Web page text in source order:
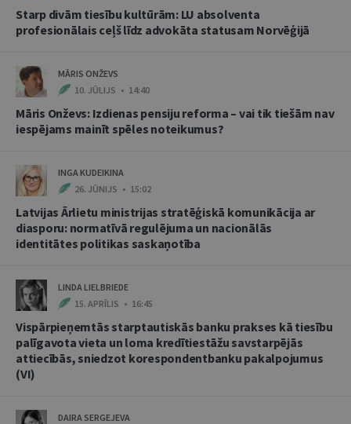
Starp divām tiesību kultūrām: LU absolventa
profesionālais ceļš līdz advokāta statusam Norvēģijā
MĀRIS ONŽEVS
10. JŪLIJS • 14:40
Māris Onževs: Izdienas pensiju reforma – vai tik tiešām nav
iespējams mainīt spēles noteikumus?
INGA KUDEIKINA
26. JŪNIJS • 15:02
Latvijas Ārlietu ministrijas stratēģiskā komunikācija ar
diasporu: normatīvā regulējuma un nacionālās
identitātes politikas saskaņotība
LINDA LIELBRIEDE
15. APRĪLIS • 16:45
Vispārpieņemtās starptautiskās banku prakses kā tiesību
palīgavota vieta un loma kredītiestāžu savstarpējās
attiecībās, sniedzot korespondentbanku pakalpojumus
(VI)
DAIRA SERGEJEVA